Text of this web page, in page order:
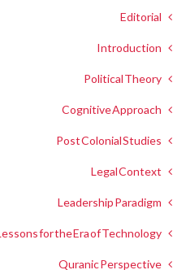
Editorial
Introduction
Political Theory
Cognitive Approach
Post Colonial Studies
Legal Context
Leadership Paradigm
Lessons for the Era of Technology
Quranic Perspective